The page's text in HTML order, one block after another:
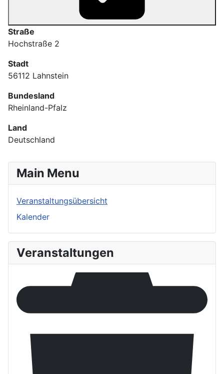
Straße
Hochstraße 2
Stadt
56112 Lahnstein
Bundesland
Rheinland-Pfalz
Land
Deutschland
Main Menu
Veranstaltungsübersicht
Kalender
Veranstaltungen